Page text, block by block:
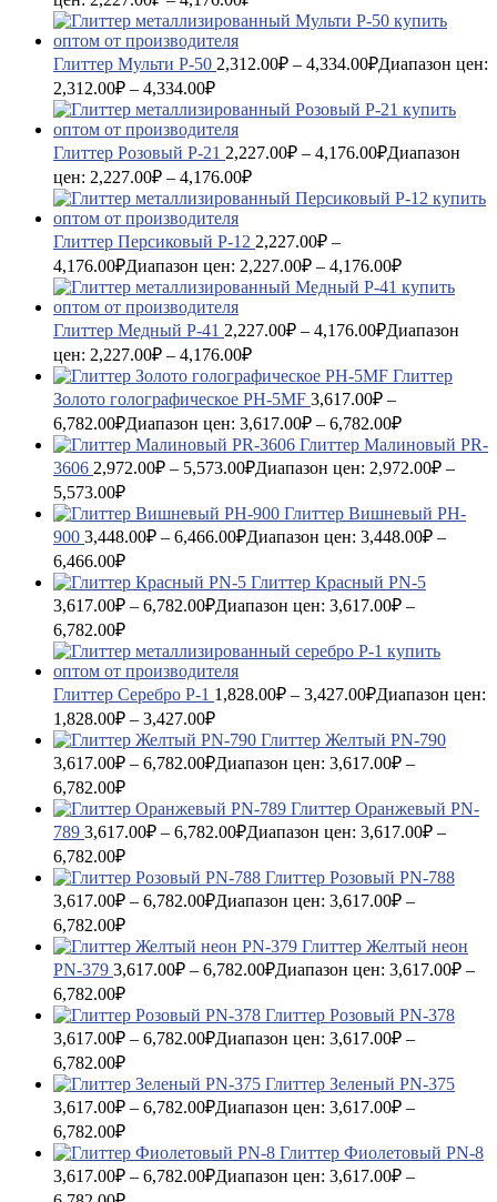
Глиттер Мульти P-50 2,312.00₽ – 4,334.00₽Диапазон цен:
2,312.00₽ – 4,334.00₽
Глиттер Розовый P-21 2,227.00₽ – 4,176.00₽Диапазон
цен: 2,227.00₽ – 4,176.00₽
Глиттер Персиковый P-12 2,227.00₽ –
4,176.00₽Диапазон цен: 2,227.00₽ – 4,176.00₽
Глиттер Медный P-41 2,227.00₽ – 4,176.00₽Диапазон
цен: 2,227.00₽ – 4,176.00₽
Глиттер
Золото голографическое PH-5MF 3,617.00₽ –
6,782.00₽Диапазон цен: 3,617.00₽ – 6,782.00₽
Глиттер Малиновый PR-
3606 2,972.00₽ – 5,573.00₽Диапазон цен: 2,972.00₽ –
5,573.00₽
Глиттер Вишневый PH-
900 3,448.00₽ – 6,466.00₽Диапазон цен: 3,448.00₽ –
6,466.00₽
Глиттер Красный PN-5
3,617.00₽ – 6,782.00₽Диапазон цен: 3,617.00₽ –
6,782.00₽
Глиттер Серебро P-1 1,828.00₽ – 3,427.00₽Диапазон цен:
1,828.00₽ – 3,427.00₽
Глиттер Желтый PN-790
3,617.00₽ – 6,782.00₽Диапазон цен: 3,617.00₽ –
6,782.00₽
Глиттер Оранжевый PN-
789 3,617.00₽ – 6,782.00₽Диапазон цен: 3,617.00₽ –
6,782.00₽
Глиттер Розовый PN-788
3,617.00₽ – 6,782.00₽Диапазон цен: 3,617.00₽ –
6,782.00₽
Глиттер Желтый неон
PN-379 3,617.00₽ – 6,782.00₽Диапазон цен: 3,617.00₽ –
6,782.00₽
Глиттер Розовый PN-378
3,617.00₽ – 6,782.00₽Диапазон цен: 3,617.00₽ –
6,782.00₽
Глиттер Зеленый PN-375
3,617.00₽ – 6,782.00₽Диапазон цен: 3,617.00₽ –
6,782.00₽
Глиттер Фиолетовый PN-8
3,617.00₽ – 6,782.00₽Диапазон цен: 3,617.00₽ –